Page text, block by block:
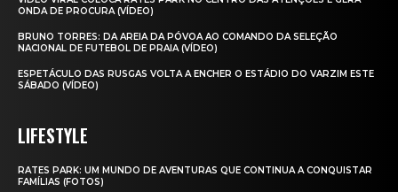
ONDA DE PROCURA (VÍDEO)
BRUNO TORRES: DA AREIA DA PÓVOA AO COMANDO DA SELEÇÃO
NACIONAL DE FUTEBOL DE PRAIA (VÍDEO)
ESPETÁCULO DAS RUSGAS VOLTA A ENCHER O ESTÁDIO DO VARZIM ESTE
SÁBADO (VÍDEO)
LIFESTYLE
RATES PARK: UM MUNDO DE AVENTURAS QUE CONTINUA A CONQUISTAR
FAMÍLIAS (FOTOS)